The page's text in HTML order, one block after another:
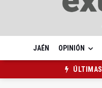
JAÉN OPINIÓN